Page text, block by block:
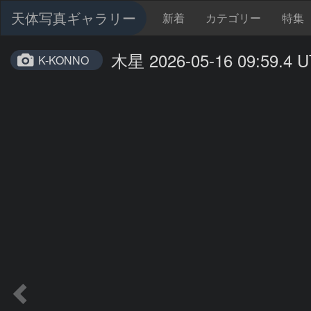
天体写真ギャラリー 新着 カテゴリー 特集
K-KONNO 木星 2026-05-16 09:59.4